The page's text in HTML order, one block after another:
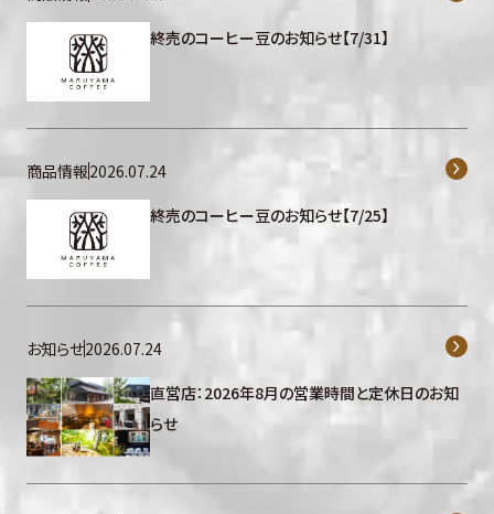
終売のコーヒー豆のお知らせ【7/31】
商品情報2026.07.24
終売のコーヒー豆のお知らせ【7/25】
お知らせ2026.07.24
直営店：2026年8月の営業時間と定休日のお知
らせ